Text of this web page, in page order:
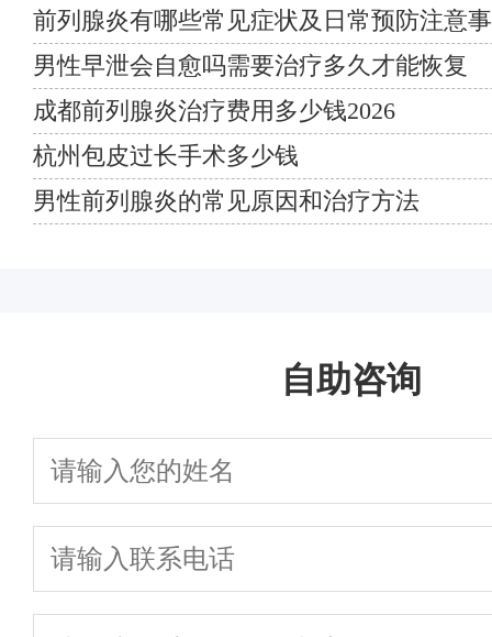
前列腺炎有哪些常见症状及日常预防注意
男性早泄会自愈吗需要治疗多久才能恢复
成都前列腺炎治疗费用多少钱2026
杭州包皮过长手术多少钱
男性前列腺炎的常见原因和治疗方法
自助咨询